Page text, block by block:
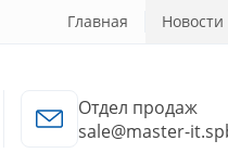
Главная Новости
Отдел продаж
sale@master-